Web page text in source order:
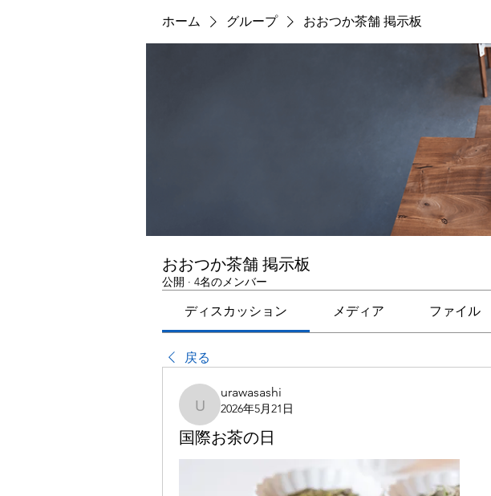
ホーム グループ おおつか茶舗 掲示板
おおつか茶舗 掲示板
公開 · 4名のメンバー
ディスカッション メディア ファイル
戻る
urawasashi
urawasashi
2026年5月21日
国際お茶の日